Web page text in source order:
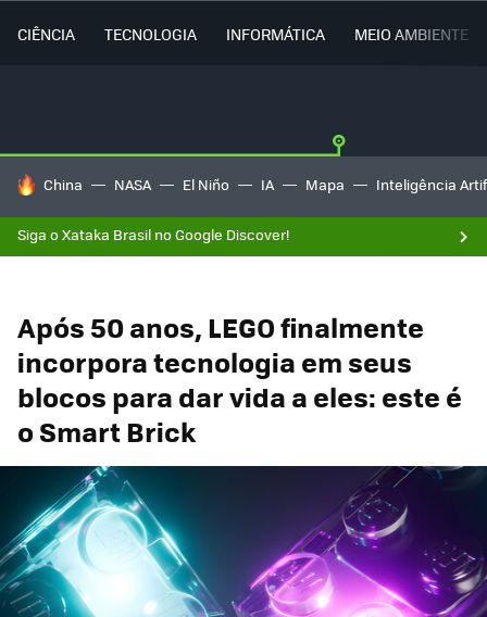
CIÊNCIA TECNOLOGIA INFORMÁTICA MEIO AMBIENTE
TENDÊNCIAS DO DIA
China NASA El Niño IA Mapa Inteligência
Siga o Xataka Brasil no Google Discover!
Após 50 anos, LEGO finalmente
incorpora tecnologia em seus
blocos para dar vida a eles: este é
o Smart Brick